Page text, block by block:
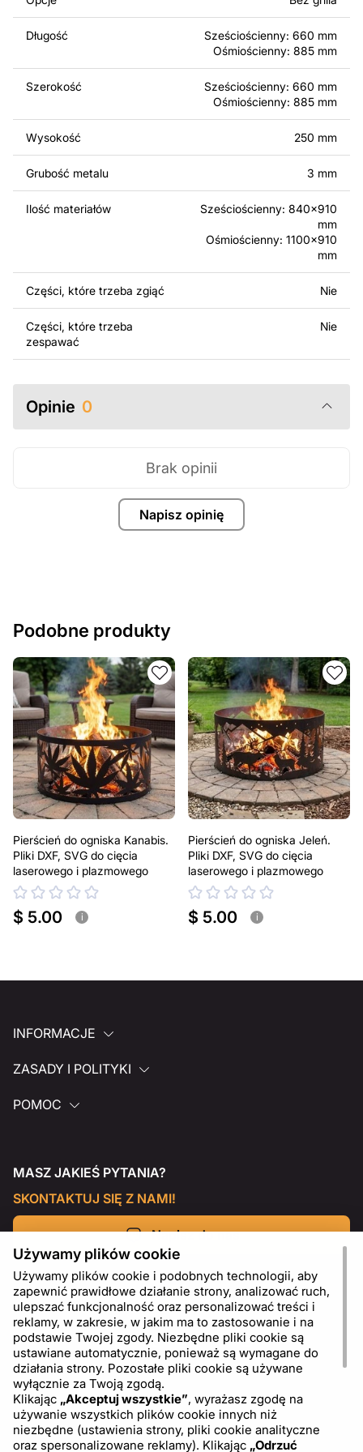
produktów zarówno do użytku osobistego, jak i
komercyjnego, w tym do sprzedaży produktów
wykonanych na podstawie tych projektów. Należy
jednak pamiętać, że odsprzedaż lub udostępnianie
oryginalnych bądź zmodyfikowanych plików jest
Za dodatkową opłatą możemy dostosować projekt
poprzez dodanie tekstu, obrazów lub logo Twojej firmy
albo wprowadzenie innych modyfikacji według Twoich
potrzeb. Jeśli potrzebujesz indywidualnego projektu
metalowego produktu, skontaktuj się z nami.
Jeśli masz jakiekolwiek pytania lub potrzebujesz
pomocy, skontaktuj się z nami w dowolnym momencie –
Długość
Sześciościenny: 660 mm
Ośmiościenny: 885 mm
Szerokość
Sześciościenny: 660 mm
Ośmiościenny: 885 mm
Wysokość 250 mm
Grubość metalu 3 mm
Ilość materiałów
Sześciościenny: 840x910
mm
Ośmiościenny: 1100x910
mm
Części, które trzeba zgiąć Nie
Części, które trzeba
zespawać
Nie
Opinie 0
Napisz opinię
Brak opinii
Podobne produkty
Pierścień do ogniska Kanabis.
Pliki DXF, SVG do cięcia
laserowego i plazmowego
$ 5.00 i
Pierścień do ogniska Jeleń.
Pliki DXF, SVG do cięcia
laserowego i plazmowego
$ 5.00 i
INFORMACJE
ZASADY I POLITYKI
POMOC
MASZ JAKIEŚ PYTANIA?
SKONTAKTUJ SIĘ Z NAMI!
Napisz do nas
PL USD - US Dollar ($)
Używamy plików cookie
Używamy plików cookie i podobnych technologii, aby
zapewnić prawidłowe działanie strony, analizować ruch,
ulepszać funkcjonalność oraz personalizować treści i
reklamy, w zakresie, w jakim ma to zastosowanie i na
podstawie Twojej zgody. Niezbędne pliki cookie są
ustawiane automatycznie, ponieważ są wymagane do
działania strony. Pozostałe pliki cookie są używane
wyłącznie za Twoją zgodą.
Klikając „Akceptuj wszystkie”, wyrażasz zgodę na
używanie wszystkich plików cookie innych niż
niezbędne (ustawienia strony, pliki cookie analityczne
oraz spersonalizowane reklamy). Klikając „Odrzuć